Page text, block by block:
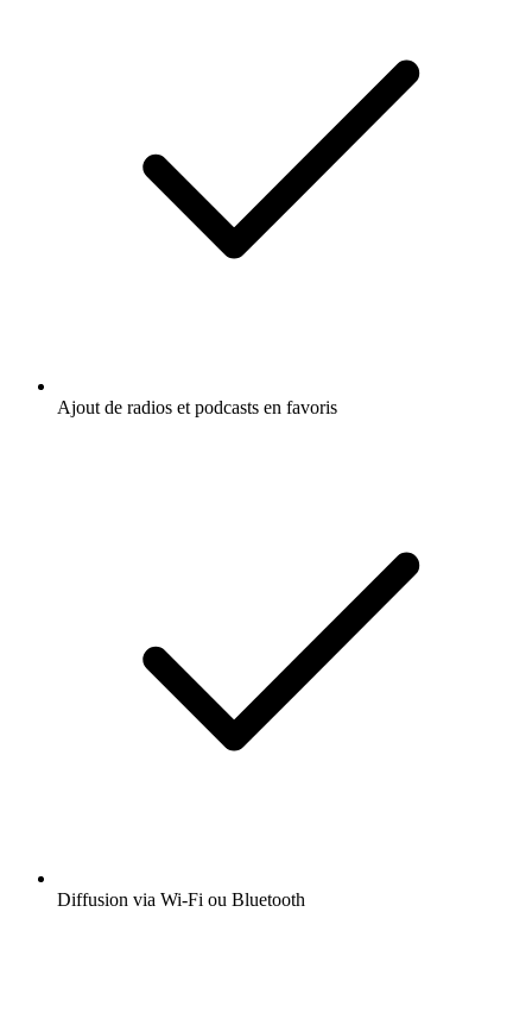
Ajout de radios et podcasts en favoris
Diffusion via Wi-Fi ou Bluetooth